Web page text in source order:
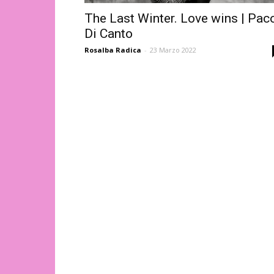
The Last Winter. Love wins |
Di Canto
Rosalba Radica - 23 Marzo 2022